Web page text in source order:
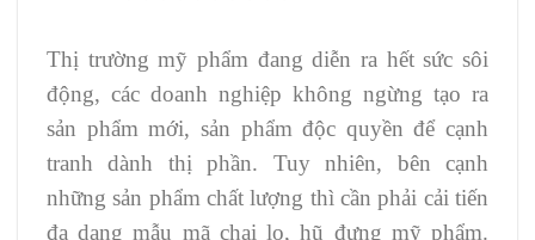
Thị trường mỹ phẩm đang diễn ra hết sức sôi
động, các doanh nghiệp không ngừng tạo ra
sản phẩm mới, sản phẩm độc quyền để cạnh
tranh dành thị phần. Tuy nhiên, bên cạnh
những sản phẩm chất lượng thì cần phải cải tiến
đa dạng mẫu mã chai lọ, hũ đựng mỹ phẩm.